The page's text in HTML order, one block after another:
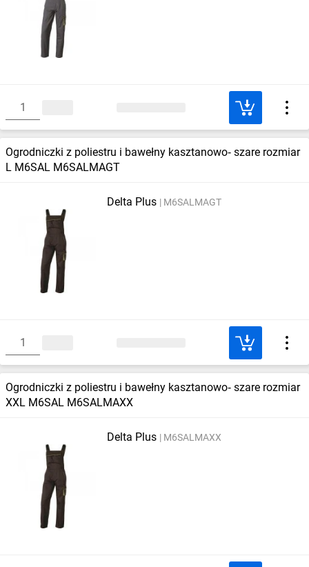
Ogrodniczki z poliestru i bawełny kasztanowo‑ szare rozmiar
L M6SAL M6SALMAGT
Delta Plus M6SALMAGT
Ogrodniczki z poliestru i bawełny kasztanowo‑ szare rozmiar
XXL M6SAL M6SALMAXX
Delta Plus M6SALMAXX